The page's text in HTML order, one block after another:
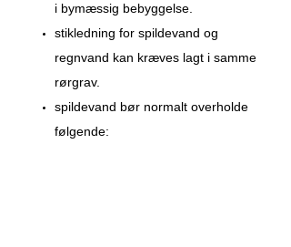
i bymæssig bebyggelse.
stikledning for spildevand og
regnvand kan kræves lagt i samme
rørgrav.
spildevand bør normalt overholde
følgende: